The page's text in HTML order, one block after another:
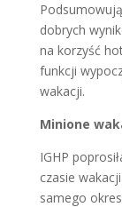
dobrych
na korzyść
funkcji
wakacji.
Minione
IGHP
czasie
samego